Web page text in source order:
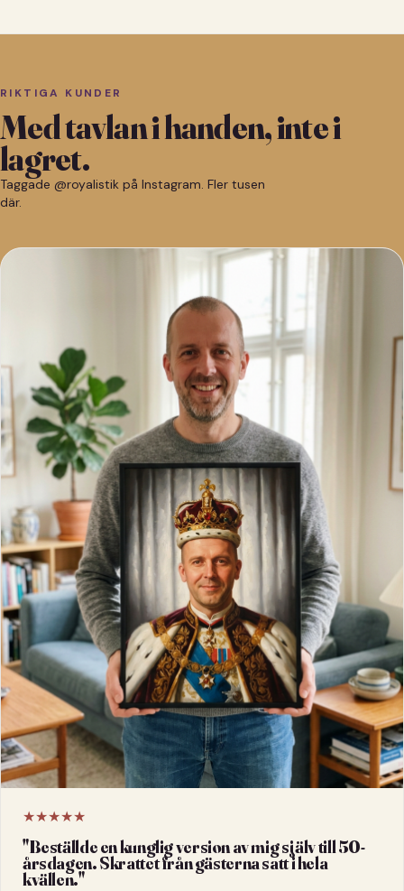
RIKTIGA KUNDER
Med tavlan i handen, inte i
lagret.
Taggade @royalistik på Instagram. Fler tusen
där.
★★★★★
"Beställde en kunglig version av mig själv till 50-
årsdagen. Skrattet från gästerna satt i hela
kvällen."